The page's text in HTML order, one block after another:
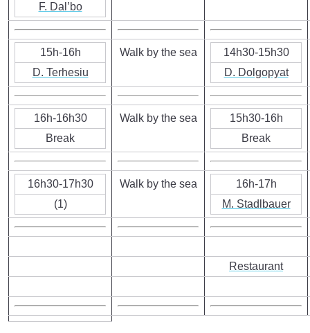
F. Dal’bo
15h-16h
D. Terhesiu
Walk by the sea
14h30-15h30
D. Dolgopyat
16h-16h30
Break
Walk by the sea
15h30-16h
Break
16h30-17h30
(1)
Walk by the sea
16h-17h
M. Stadlbauer
Restaurant